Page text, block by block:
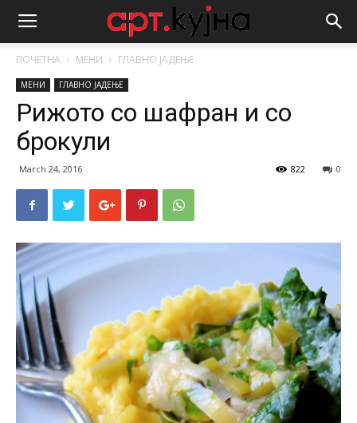
ПОЧЕТНА МЕНИ ГЛАВНО ЈАДЕЊЕ
МЕНИ ГЛАВНО ЈАДЕЊЕ
Рижото со шафран и со
брокули
March 24, 2016 0
822